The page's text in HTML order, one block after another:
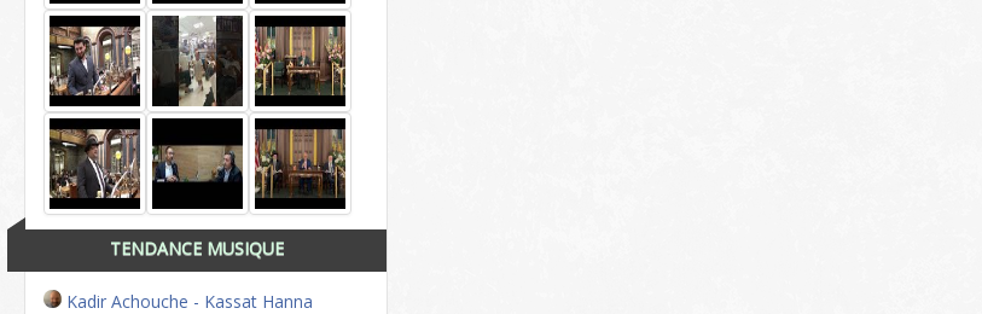
TENDANCE MUSIQUE
Kadir Achouche - Kassat Hanna